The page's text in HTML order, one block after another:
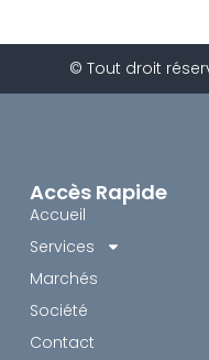
© Tout droit
Accès Rapide
Accueil
Services
Marchés
Société
Contact